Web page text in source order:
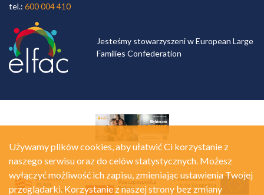
tel.: 600 004 410
Jesteśmy stowarzyszeni w European Large
Families Confederation
Używamy plików cookies, aby ułatwić Ci korzystanie z
naszego serwisu oraz do celów statystycznych. Możesz
wyłączyć możliwość ich zapisu, zmieniając ustawienia Twojej
przeglądarki. Korzystanie z naszej strony bez zmiany